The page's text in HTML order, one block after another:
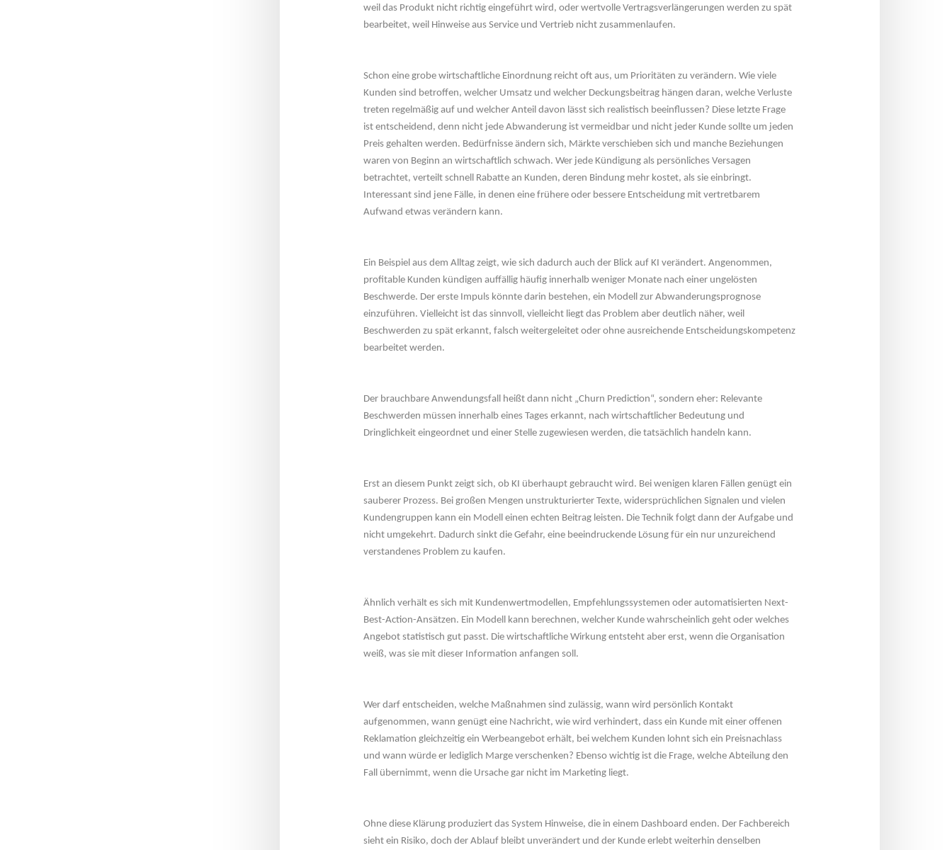
weil das Produkt nicht richtig eingeführt wird, oder wertvolle Vertragsverlängerungen werden zu spät
bearbeitet, weil Hinweise aus Service und Vertrieb nicht zusammenlaufen.
Schon eine grobe wirtschaftliche Einordnung reicht oft aus, um Prioritäten zu verändern. Wie viele
Kunden sind betroffen, welcher Umsatz und welcher Deckungsbeitrag hängen daran, welche Verluste
treten regelmäßig auf und welcher Anteil davon lässt sich realistisch beeinflussen? Diese letzte Frage
ist entscheidend, denn nicht jede Abwanderung ist vermeidbar und nicht jeder Kunde sollte um jeden
Preis gehalten werden. Bedürfnisse ändern sich, Märkte verschieben sich und manche Beziehungen
waren von Beginn an wirtschaftlich schwach. Wer jede Kündigung als persönliches Versagen
betrachtet, verteilt schnell Rabatte an Kunden, deren Bindung mehr kostet, als sie einbringt.
Interessant sind jene Fälle, in denen eine frühere oder bessere Entscheidung mit vertretbarem
Aufwand etwas verändern kann.
Ein Beispiel aus dem Alltag zeigt, wie sich dadurch auch der Blick auf KI verändert. Angenommen,
profitable Kunden kündigen auffällig häufig innerhalb weniger Monate nach einer ungelösten
Beschwerde. Der erste Impuls könnte darin bestehen, ein Modell zur Abwanderungsprognose
einzuführen. Vielleicht ist das sinnvoll, vielleicht liegt das Problem aber deutlich näher, weil
Beschwerden zu spät erkannt, falsch weitergeleitet oder ohne ausreichende Entscheidungskompetenz
bearbeitet werden.
Der brauchbare Anwendungsfall heißt dann nicht „Churn Prediction“, sondern eher: Relevante
Beschwerden müssen innerhalb eines Tages erkannt, nach wirtschaftlicher Bedeutung und
Dringlichkeit eingeordnet und einer Stelle zugewiesen werden, die tatsächlich handeln kann.
Erst an diesem Punkt zeigt sich, ob KI überhaupt gebraucht wird. Bei wenigen klaren Fällen genügt ein
auberer Prozess. Bei großen Mengen unstrukturierter Texte, widersprüchlichen Signalen und vielen
Kundengruppen kann ein Modell einen echten Beitrag leisten. Die Technik folgt dann der Aufgabe und
nicht umgekehrt. Dadurch sinkt die Gefahr, eine beeindruckende Lösung für ein nur unzureichend
verstandenes Problem zu kaufen.
Ähnlich verhält es sich mit Kundenwertmodellen, Empfehlungssystemen oder automatisierten Next-
Best-Action-Ansätzen. Ein Modell kann berechnen, welcher Kunde wahrscheinlich geht oder welches
Angebot statistisch gut passt. Die wirtschaftliche Wirkung entsteht aber erst, wenn die Organisation
weiß, was sie mit dieser Information anfangen soll.
Wer darf entscheiden, welche Maßnahmen sind zulässig, wann wird persönlich Kontakt
aufgenommen, wann genügt eine Nachricht, wie wird verhindert, dass ein Kunde mit einer offenen
Reklamation gleichzeitig ein Werbeangebot erhält, bei welchem Kunden lohnt sich ein Preisnachlass
und wann würde er lediglich Marge verschenken? Ebenso wichtig ist die Frage, welche Abteilung den
Fall übernimmt, wenn die Ursache gar nicht im Marketing liegt.
Ohne diese Klärung produziert das System Hinweise, die in einem Dashboard enden. Der Fachbereich
ieht ein Risiko, doch der Ablauf bleibt unverändert und der Kunde erlebt weiterhin denselben